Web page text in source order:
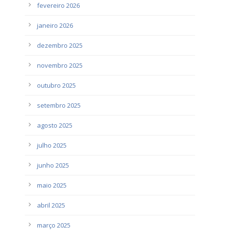
fevereiro 2026
janeiro 2026
dezembro 2025
novembro 2025
outubro 2025
setembro 2025
agosto 2025
julho 2025
junho 2025
maio 2025
abril 2025
março 2025